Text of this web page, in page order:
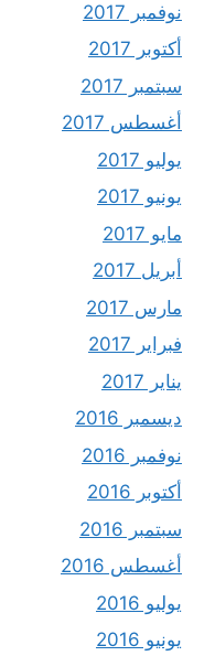
نوفمبر 2017
أكتوبر 2017
سبتمبر 2017
أغسطس 2017
يوليو 2017
يونيو 2017
مايو 2017
أبريل 2017
مارس 2017
فبراير 2017
يناير 2017
ديسمبر 2016
نوفمبر 2016
أكتوبر 2016
سبتمبر 2016
أغسطس 2016
يوليو 2016
يونيو 2016